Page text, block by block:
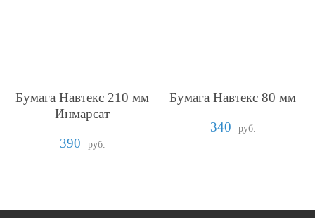
Бумага Навтекс 210 мм
Инмарсат
390
руб.
Бумага Навтекс 80 мм
340
руб.